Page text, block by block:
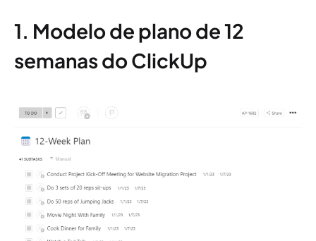
1. Modelo de plano de 12
semanas do ClickUp